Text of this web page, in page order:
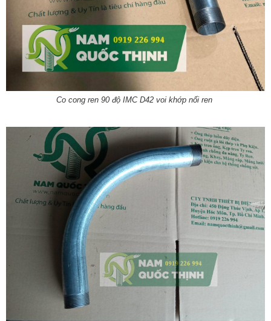
Co cong ren 90 độ IMC D42 voi khớp nối ren